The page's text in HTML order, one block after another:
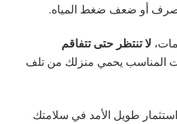
أو ضعف ضغط المياه.
لا تنتظر حتى تتفاقم
المناسب يحمي منزلك من تلف
استثمار طويل الأمد في سلامتك